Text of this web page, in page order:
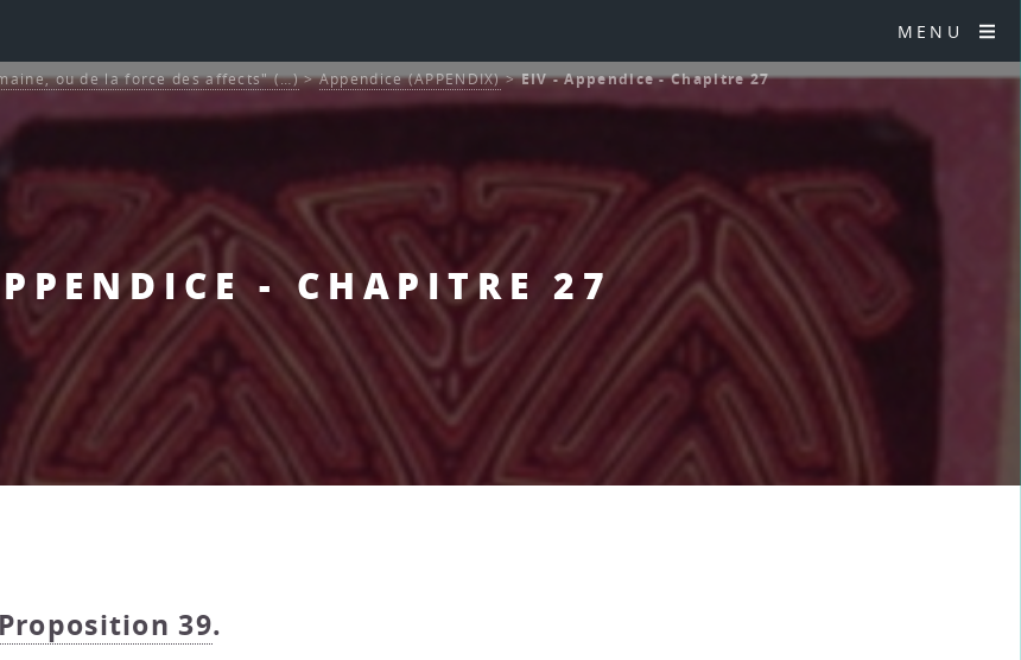
MENU
- CHAPITRE 27
ou de la force des affects" (…)>Appendice (APPENDIX)>EIV - Appendice - Chapitre 27
39.